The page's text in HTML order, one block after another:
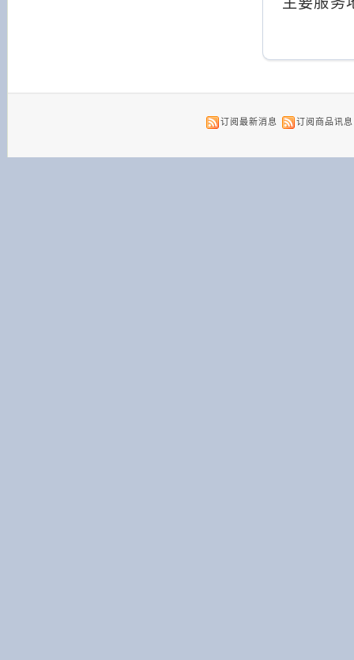
订阅最新消息 订阅商品讯息